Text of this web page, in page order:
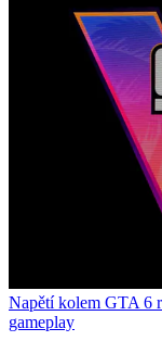
Napětí kolem GTA 6
gameplay